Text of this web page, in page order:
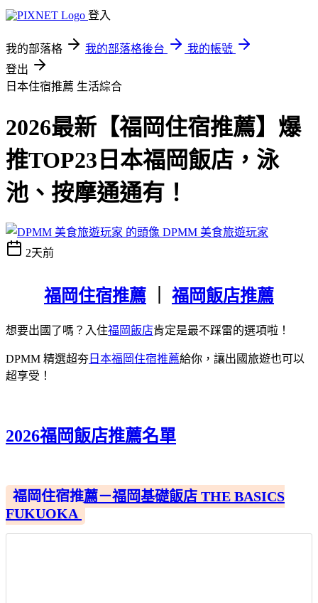
登入
我的部落格 我的部落格後台
我的帳號
登出
日本住宿推薦 生活綜合
2026最新【福岡住宿推薦】爆
推TOP23日本福岡飯店，泳
池、按摩通通有！
DPMM 美食旅遊玩家
2天前
福岡住宿推薦 福岡飯店推薦
想要出國了嗎？入住福岡飯店肯定是最不踩雷的選項啦！
DPMM 精選超夯 日本福岡住宿推薦給你，讓出國旅遊也可以
超享受！
2026福岡飯店推薦名單
福岡住宿推薦－福岡基礎飯店 THE BASICS
FUKUOKA